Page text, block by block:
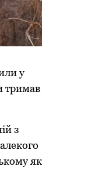
у
тримав
з
як